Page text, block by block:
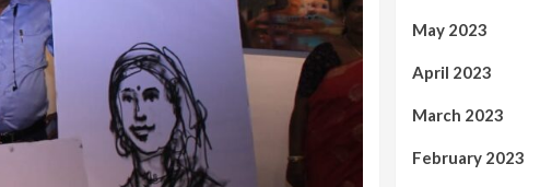
May 2023
April 2023
March 2023
February 2023